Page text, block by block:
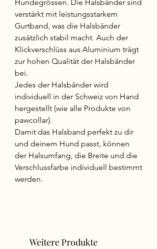
Hundegrössen. Die Halsbänder sind
verstärkt mit leistungsstarkem
Gurtband, was die Halsbänder
zusätzlich stabil macht. Auch der
Klickverschlüss aus Aluminium trägt
zur hohen Qualität der Halsbänder
bei.
Jedes der Halsbänder wird
individuell in der Schweiz von Hand
hergestellt (wie alle Produkte von
pawcollar).
Damit das Halsband perfekt zu dir
und deinem Hund passt, können
der Halsumfang, die Breite und die
Verschlussfarbe individuell bestimmt
werden.
Weitere Produkte